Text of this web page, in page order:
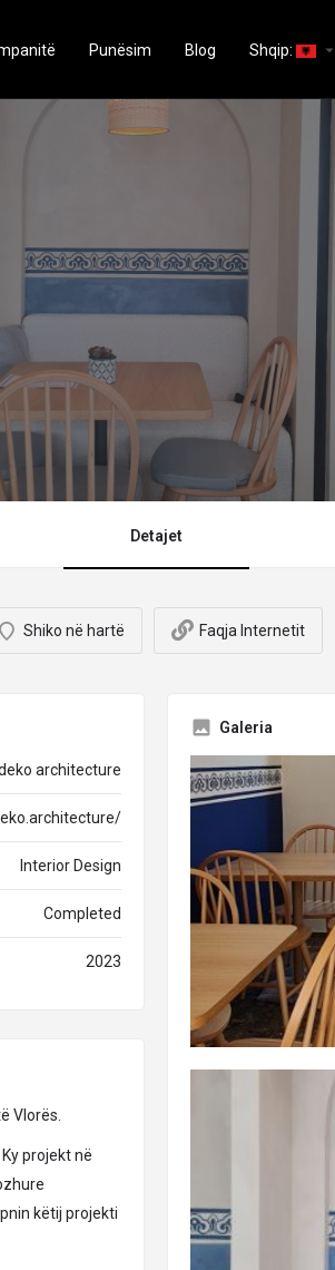
Punësim Blog Shqip: arrow_drop_down
Detajet
Shiko në hartë Faqja Internetit
architecture
Interior Design
Completed
2023
Vlorës.
projekt në
këtij projekti
Galeria